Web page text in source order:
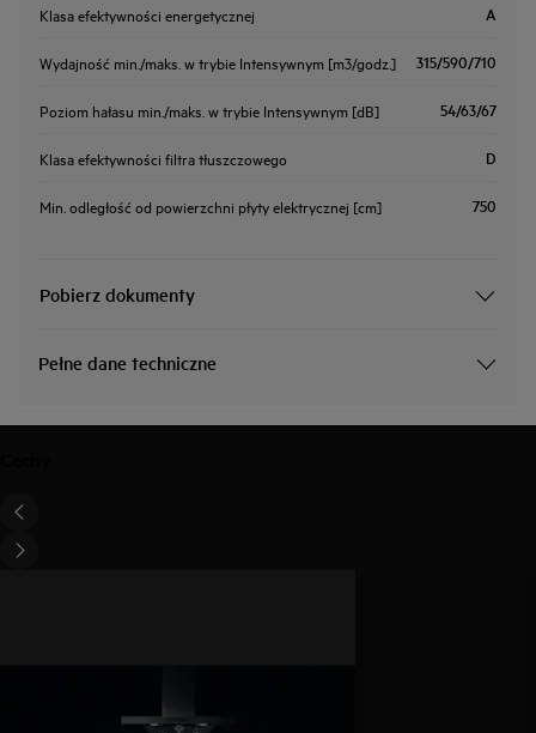
Klasa efektywności energetycznej A
Wydajność min./maks. w trybie Intensywnym [m3/godz.] 315/590/710
Poziom hałasu min./maks. w trybie Intensywnym [dB] 54/63/67
Klasa efektywności filtra tłuszczowego D
Min. odległość od powierzchni płyty elektrycznej [cm] 750
Pobierz dokumenty
Pełne dane techniczne